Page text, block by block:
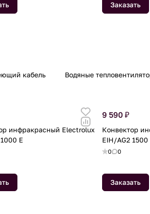
Заказать
кабель Водяные
инфракрасный Electrolux
E
9 590 ₽
Конвектор
EIH/AG2 1500
0 0
Заказать